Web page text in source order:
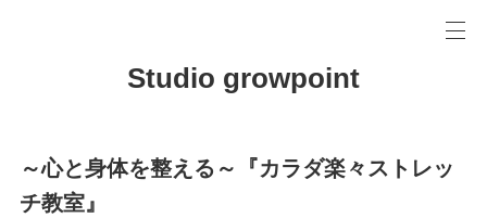
Studio growpoint
～心と身体を整える～『カラダ楽々ストレッ
チ教室』